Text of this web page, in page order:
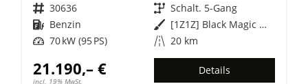
Fahrzeugnr. 30636 Getriebe Schalt. 5-Gang
Kraftstoff Benzin Außenfarbe
[1Z1Z] Black Magic Metallic
Leistung 70 kW (95 PS) Kilometerstand 20 km
21.190,– €
incl. 19% MwSt.
Details